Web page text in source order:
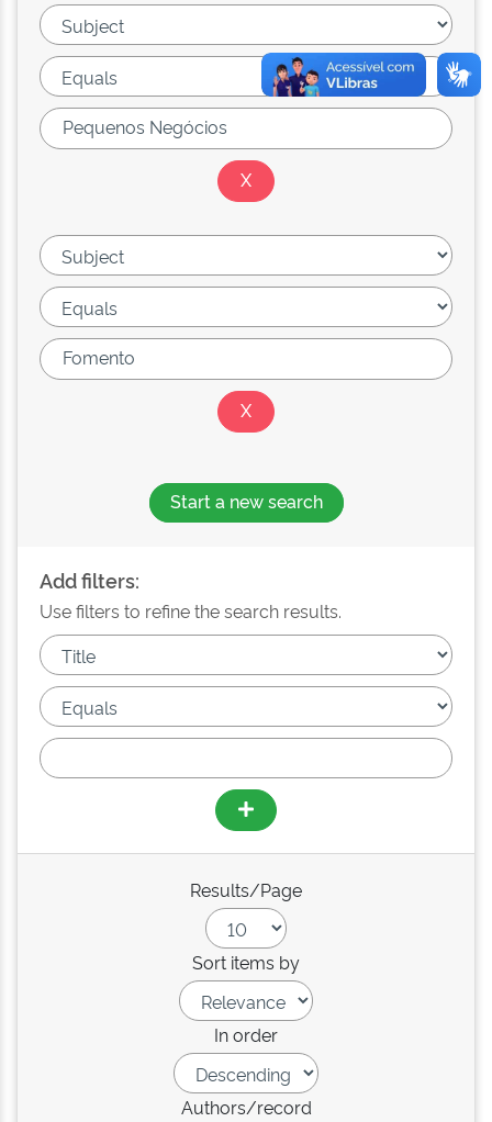
Start a new search
Add filters:
Use filters to refine the search results.
Results/Page
Sort items by
In order
Authors/record